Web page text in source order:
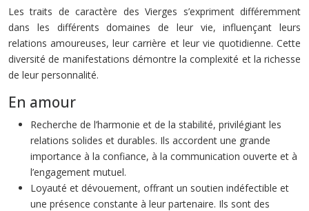
Les traits de caractère des Vierges s’expriment différemment
dans les différents domaines de leur vie, influençant leurs
relations amoureuses, leur carrière et leur vie quotidienne. Cette
diversité de manifestations démontre la complexité et la richesse
de leur personnalité.
En amour
Recherche de l’harmonie et de la stabilité, privilégiant les
relations solides et durables. Ils accordent une grande
importance à la confiance, à la communication ouverte et à
l’engagement mutuel.
Loyauté et dévouement, offrant un soutien indéfectible et
une présence constante à leur partenaire. Ils sont des